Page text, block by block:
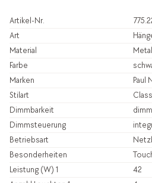
Artikel-Nr.
Art
Material
Farbe
Marken
Paul
Stilart
Dimmbarkeit
Dimmsteuerung
Betriebsart
Besonderheiten
Leistung (W) 1
42